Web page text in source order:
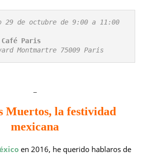
29 de octubre de 9:00 a 11:00
Café Paris
Montmartre 75009 Paris
Muertos, la festividad
mexicana
en 2016, he querido hablaros de